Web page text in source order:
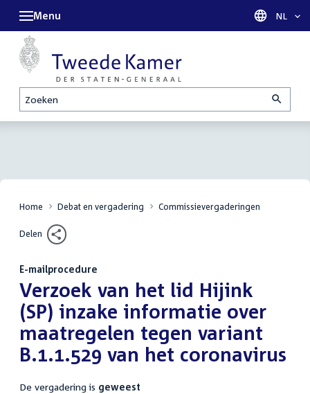
Zoeken
Menu Taal
NL
Home Debat en vergadering Commissievergaderingen
Delen
E-mailprocedure
:Verzoek van het lid Hijink
(SP) inzake informatie over
maatregelen tegen variant
B.1.1.529 van het coronavirus
De vergadering is geweest